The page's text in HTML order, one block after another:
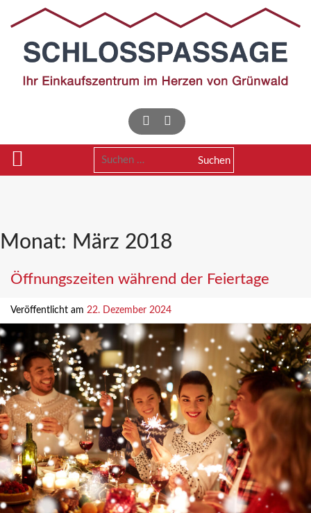
Suchen
Monat: März 2018
Öffnungszeiten während der Feiertage
Veröffentlicht am 22. Dezember 2024